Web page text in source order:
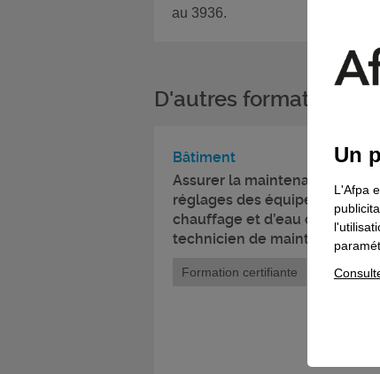
au 3936.
D'autres formations
Bâtiment
Assurer la maintenance
réglages des équipements
chauffage et d’eau chaude
technicien de maintenance
Formation certifiante
Un
L'Afpa